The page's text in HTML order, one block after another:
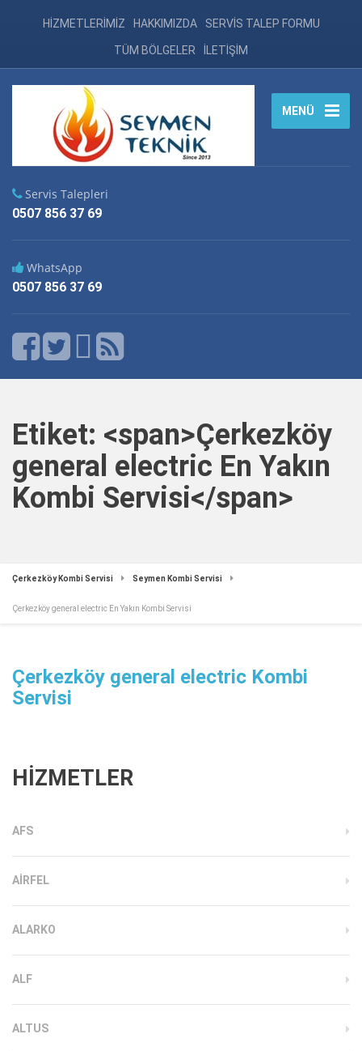
HİZMETLERİMİZ HAKKIMIZDA SERVİS TALEP FORMU
TÜM BÖLGELER İLETİŞİM
MENÜ
Servis Talepleri
0507 856 37 69
WhatsApp
0507 856 37 69
Etiket: <span>Çerkezköy
general electric En Yakın
Kombi Servisi</span>
Çerkezköy Kombi Servisi Seymen Kombi Servisi
Çerkezköy general electric En Yakın Kombi Servisi
Çerkezköy general electric Kombi
Servisi
HİZMETLER
AFS
AIRFEL
ALARKO
ALF
ALTUS